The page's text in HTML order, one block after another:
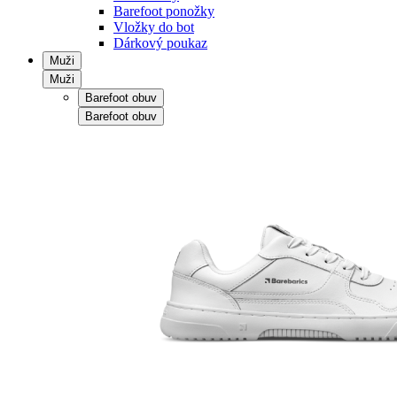
Barefoot ponožky
Vložky do bot
Dárkový poukaz
Muži
Muži
Barefoot obuv
Barefoot obuv